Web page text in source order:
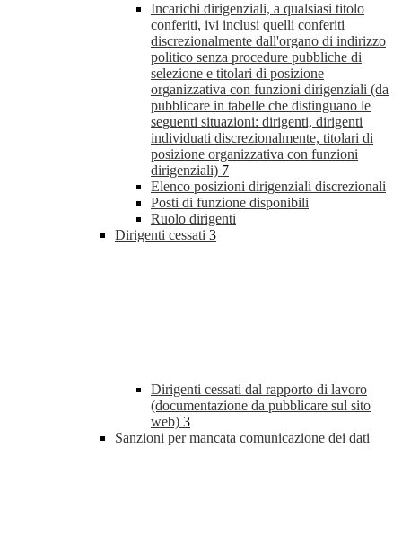
Incarichi dirigenziali, a qualsiasi titolo
conferiti, ivi inclusi quelli conferiti
discrezionalmente dall'organo di indirizzo
politico senza procedure pubbliche di
selezione e titolari di posizione
organizzativa con funzioni dirigenziali (da
pubblicare in tabelle che distinguano le
seguenti situazioni: dirigenti, dirigenti
individuati discrezionalmente, titolari di
posizione organizzativa con funzioni
dirigenziali) 7
Elenco posizioni dirigenziali discrezionali
Posti di funzione disponibili
Ruolo dirigenti
Dirigenti cessati 3
Dirigenti cessati dal rapporto di lavoro
(documentazione da pubblicare sul sito
web) 3
Sanzioni per mancata comunicazione dei dati